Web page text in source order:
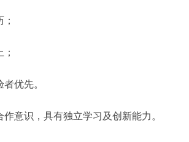
优先。
意识，具有独立学习及创新能力。